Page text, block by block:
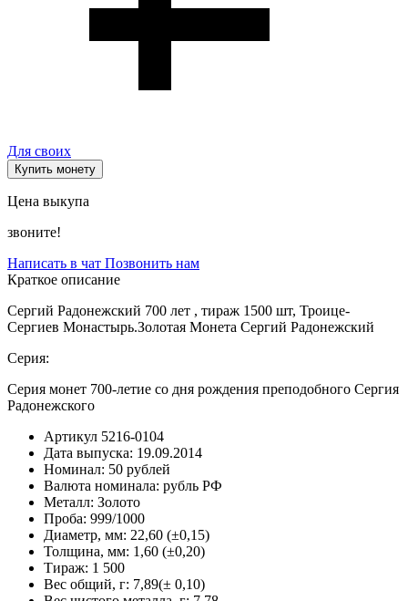
Для своих
Купить монету
Цена выкупа
звоните!
Написать в чат Позвонить нам
Краткое описание
Сергий Радонежский 700 лет , тираж 1500 шт, Троице-
Сергиев Монастырь.Золотая Монета Сергий Радонежский
Серия:
Серия монет 700-летие со дня рождения преподобного Сергия
Радонежского
Артикул 5216-0104
Дата выпуска: 19.09.2014
Номинал: 50 рублей
Валюта номинала: рубль РФ
Металл: Золото
Проба: 999/1000
Диаметр, мм: 22,60 (±0,15)
Толщина, мм: 1,60 (±0,20)
Тираж: 1 500
Вес общий, г: 7,89(± 0,10)